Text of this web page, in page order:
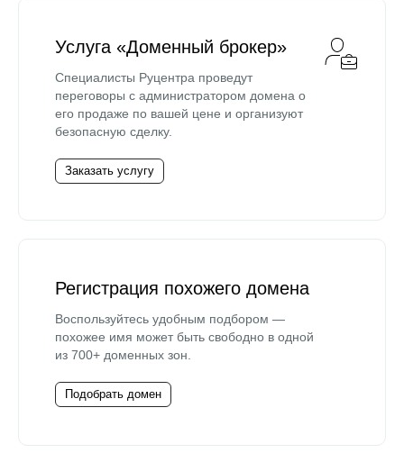
Услуга «Доменный брокер»
Специалисты Руцентра проведут
переговоры с администратором домена о
его продаже по вашей цене и организуют
безопасную сделку.
Заказать услугу
Регистрация похожего домена
Воспользуйтесь удобным подбором —
похожее имя может быть свободно в одной
из 700+ доменных зон.
Подобрать домен